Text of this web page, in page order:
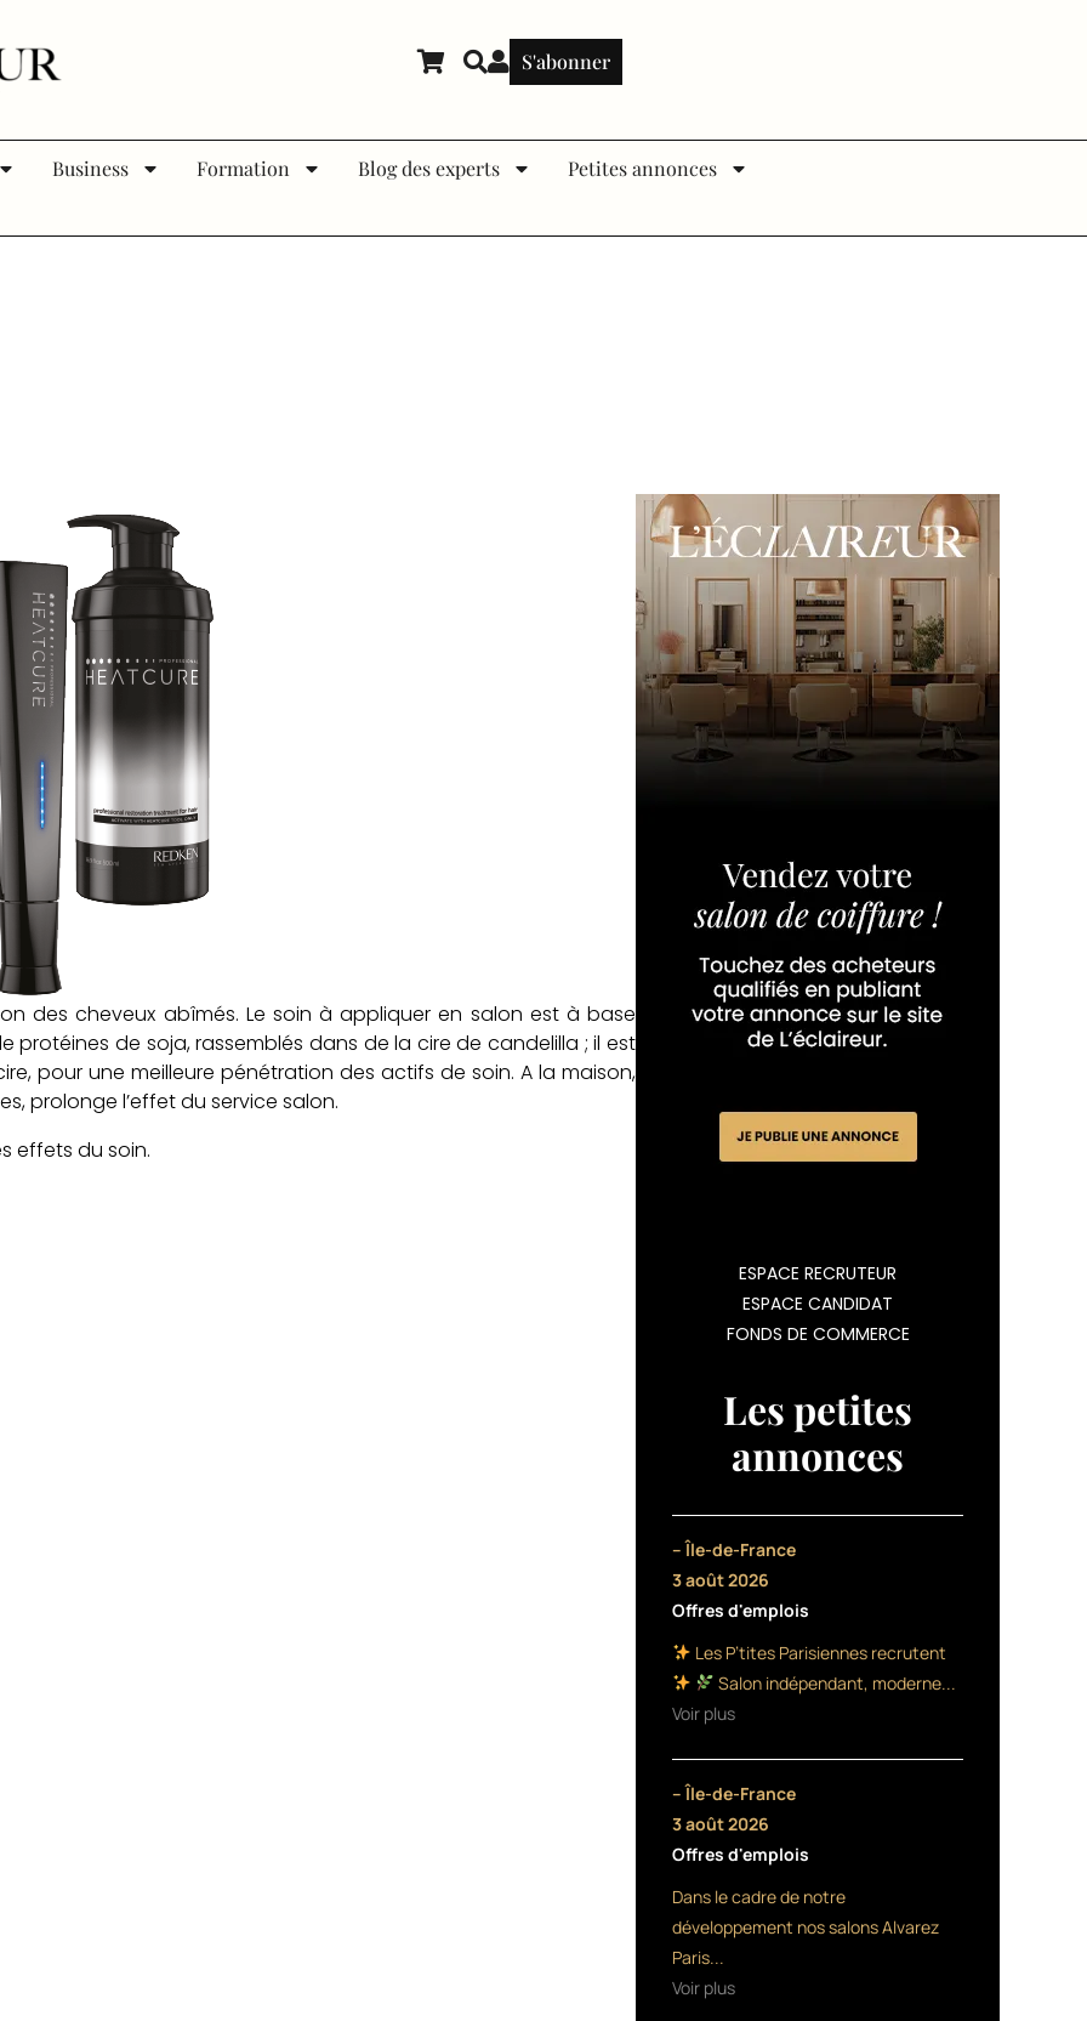
S'abonner
Business Formation Blog des experts Petites annonces
des cheveux abîmés. Le soin à appliquer en salon est à base
protéines de soja, rassemblés dans de la cire de candelilla ; il est
pour une meilleure pénétration des actifs de soin. A la maison,
prolonge l’effet du service salon.
effets du soin.
ESPACE RECRUTEUR
ESPACE CANDIDAT
FONDS DE COMMERCE
Les petites
annonces
– Île-de-France
3 août 2026
Offres d'emplois
Les P’tites Parisiennes recrutent
Salon indépendant, moderne...
Voir plus
– Île-de-France
3 août 2026
Offres d'emplois
Dans le cadre de notre
développement nos salons Alvarez
Paris...
Voir plus